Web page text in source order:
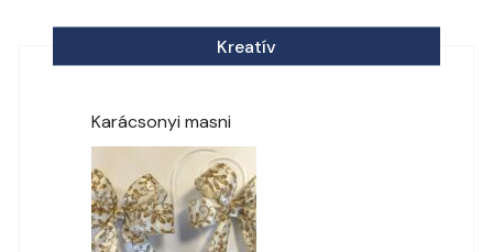
Kreatív
Karácsonyi masni